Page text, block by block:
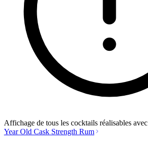
Affichage de tous les cocktails réalisables avec
Year Old Cask Strength Rum